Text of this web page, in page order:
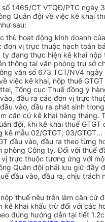
số 1465/CT VTQĐ/PTC ngày
Quân đội về việc kê khai
sau:
thù hoạt động kinh doanh
đơn vị trực thuộc hạch toán
ty đang thực hiện kê khai nộp
thông tại văn phòng trụ sở
văn số 673 TCT/NV4
việc kê khai, nộp thuế
Tổng cục Thuế đồng ý
đầu ra các đơn vị trực
vào, đầu ra phát sinh
căn cứ kê khai hàng tháng.
đội, khi kê khai thuế GTGT
kê mẫu 02/GTGT, 03/
đầu vào, đầu ra theo từng
phòng Công ty. Đối với thuế
vị trực thuộc tương ứng với
Quân đội phải lưu giữ đầy
đầu vào, đầu ra, chịu trách
thuế nêu trên làm căn cứ
kê khai khấu trừ đối với các
đúng hướng dẫn tại tiết